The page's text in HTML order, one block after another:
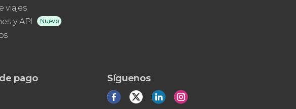
viajes
y API
Nuevo
pago Síguenos